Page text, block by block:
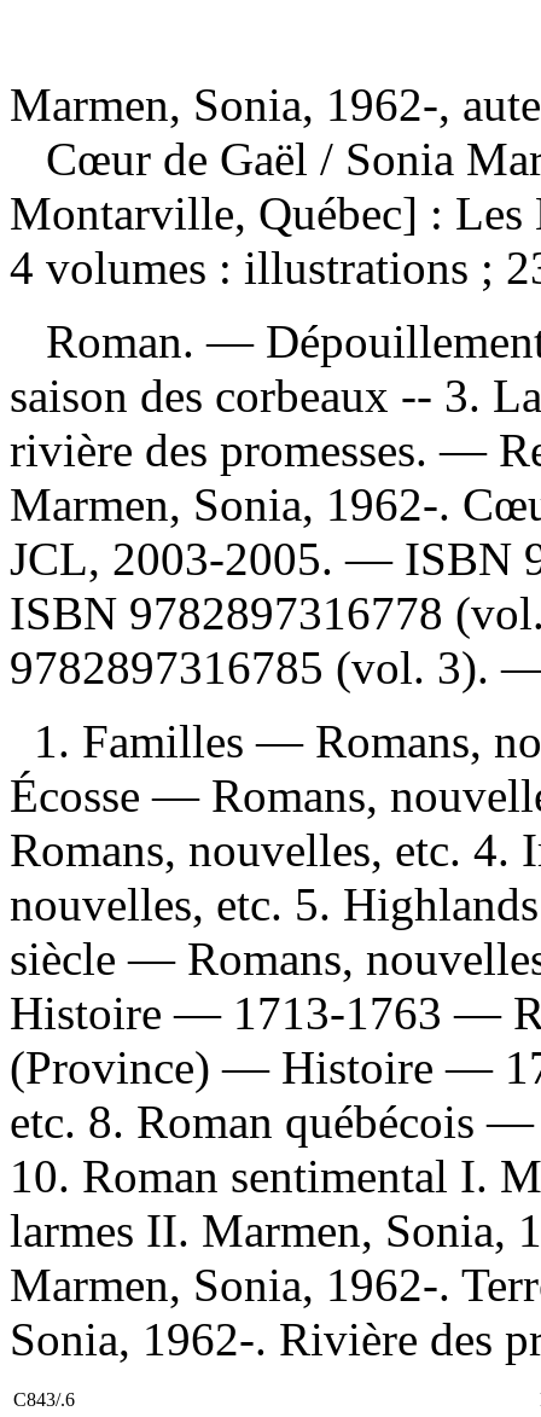
Marmen, Sonia, 1962-,
Cœur de Gaël / Sonia
Montarville, Québec] :
4 volumes : illustrations ;
Roman. —
saison des corbeaux -- 3.
rivière des promesses. —
Marmen, Sonia, 1962-.
JCL, 2003-2005. — ISBN
ISBN 9782897316778
9782897316785 (vol. 3).
1. Familles — Romans,
Écosse — Romans,
Romans, nouvelles, etc.
nouvelles, etc. 5.
siècle — Romans,
Histoire — 1713-1763 —
(Province) — Histoire —
etc. 8. Roman québécois
10. Roman sentimental I.
larmes II. Marmen, Sonia,
Marmen, Sonia, 1962-.
Sonia, 1962-. Rivière des
C843/.6